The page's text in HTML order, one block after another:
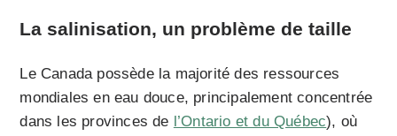
La salinisation, un problème de taille
Le Canada possède la majorité des ressources
mondiales en eau douce, principalement concentrée
dans les provinces de l’Ontario et du Québec), où